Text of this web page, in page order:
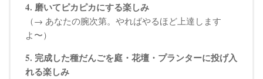
4. 磨いてピカピカにする楽しみ
（→ あなたの腕次第。やればやるほど上達します
よ〜）
5. 完成した種だんごを庭・花壇・プランターに投げ入
れる楽しみ